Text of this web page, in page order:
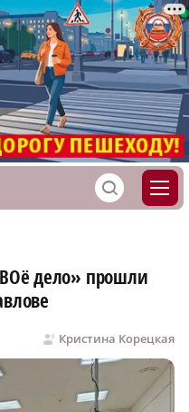
S
дело» прошли
Кристина Корецкая